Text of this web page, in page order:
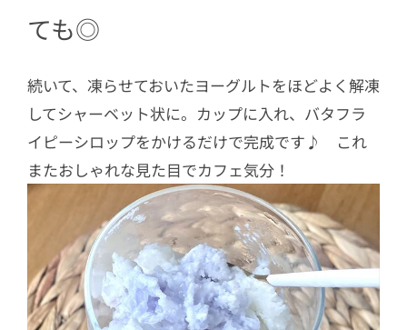
ても◎
続いて、凍らせておいたヨーグルトをほどよく解凍
してシャーベット状に。カップに入れ、バタフラ
イピーシロップをかけるだけで完成です♪ これ
またおしゃれな見た目でカフェ気分！